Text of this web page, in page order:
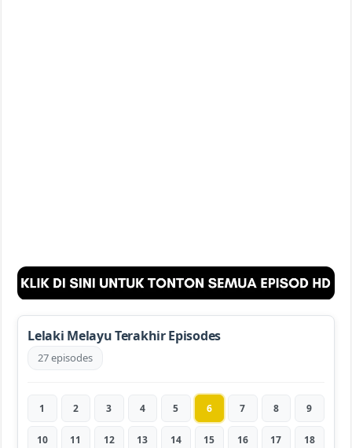
Lelaki Melayu Terakhir Episodes
27 episodes
1 2 3 4 5 6 7 8 9
10 11 12 13 14 15 16 17 18